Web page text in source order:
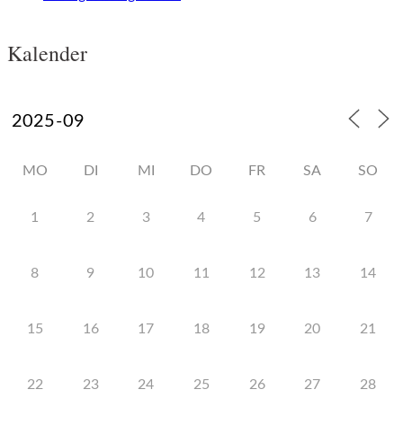
Kalender
MO DI MI DO FR SA SO
1 2 3 4 5 6 7
8 9 10 11 12 13 14
15 16 17 18 19 20 21
22 23 24 25 26 27 28